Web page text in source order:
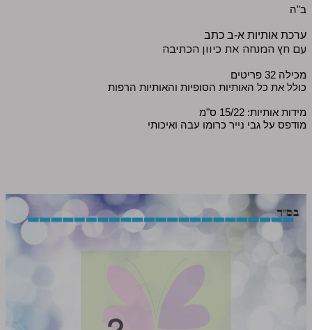
ב"ה
ערכת אותיות א-ב כתב
עם חץ המנחה את כיוון הכתיבה
מכילה 32 פריטים
כולל את כל האותיות הסופיות והאותיות הרפות
מידות אותיות: 15/22 ס"מ
מודפס על גבי נייר כרומו עבה ואיכותי